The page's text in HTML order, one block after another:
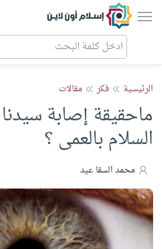
إسلام أون لاين
الرئيسية فكر مقالات
ماحقيقة إصابة
السلام بالعمى ؟
محمد السقا عيد